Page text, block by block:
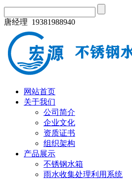
唐经理 19381988940
网站首页
关于我们
公司简介
企业文化
资质证书
组织架构
产品展示
不锈钢水箱
雨水收集处理利用系统